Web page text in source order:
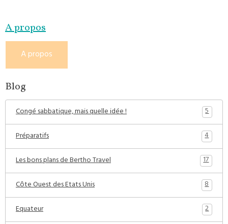
A propos
A propos
Blog
Congé sabbatique, mais quelle idée !
5
Préparatifs
4
Les bons plans de Bertho Travel
17
Côte Ouest des Etats Unis
8
Equateur
2